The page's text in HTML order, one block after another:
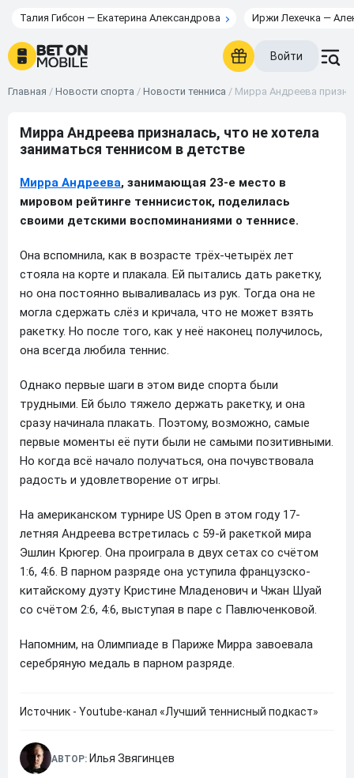
Талия Гибсон — Екатерина Александрова Иржи Лехечка —
Войти
Главная / Новости спорта / Новости тенниса / Мирра Андреева
Мирра Андреева призналась, что не хотела
заниматься теннисом в детстве
Мирра Андреева, занимающая 23-е место в
мировом рейтинге теннисисток, поделилась
своими детскими воспоминаниями о теннисе.
Она вспомнила, как в возрасте трёх-четырёх лет
стояла на корте и плакала. Ей пытались дать ракетку,
но она постоянно вываливалась из рук. Тогда она не
могла сдержать слёз и кричала, что не может взять
ракетку. Но после того, как у неё наконец получилось,
она всегда любила теннис.
Однако первые шаги в этом виде спорта были
трудными. Ей было тяжело держать ракетку, и она
сразу начинала плакать. Поэтому, возможно, самые
первые моменты её пути были не самыми позитивными.
Но когда всё начало получаться, она почувствовала
радость и удовлетворение от игры.
На американском турнире US Open в этом году 17-
летняя Андреева встретилась с 59-й ракеткой мира
Эшлин Крюгер. Она проиграла в двух сетах со счётом
1:6, 4:6. В парном разряде она уступила французско-
китайскому дуэту Кристине Младенович и Чжан Шуай
со счётом 2:6, 4:6, выступая в паре с Павлюченковой.
Напомним, на Олимпиаде в Париже Мирра завоевала
серебряную медаль в парном разряде.
Источник - Youtube-канал «Лучший теннисный подкаст»
АВТОР: Илья Звягинцев